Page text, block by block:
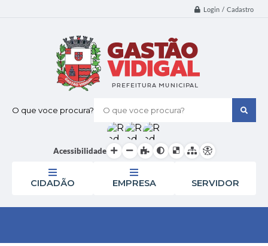
Login / Cadastro
O que voce procura?
Acessibilidade
CIDADÃO EMPRESA SERVIDOR